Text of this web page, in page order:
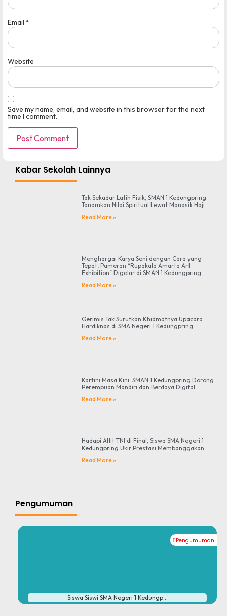
Email *
Website
Save my name, email, and website in this browser for the next
time I comment.
Kabar Sekolah Lainnya
Tak Sekadar Latih Fisik, SMAN 1 Kedungpring
Tanamkan Nilai Spiritual Lewat Manasik Haji
Read More »
Menghargai Karya Seni dengan Cara yang
Tepat, Pameran “Rupakala Amarta Art
Exhibition” Digelar di SMAN 1 Kedungpring
Read More »
Gerimis Tak Surutkan Khidmatnya Upacara
Hardiknas di SMA Negeri 1 Kedungpring
Read More »
Kartini Masa Kini: SMAN 1 Kedungpring Dorong
Perempuan Mandiri dan Berdaya Digital
Read More »
Hadapi Atlit TNI di Final, Siswa SMA Negeri 1
Kedungpring Ukir Prestasi Membanggakan
Read More »
Pengumuman
Pengumuman
Siswa Siswi SMA Negeri 1 Kedungp...